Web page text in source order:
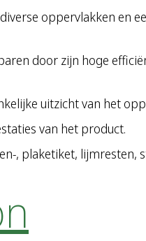
oppervlakken en
door zijn hoge
uitzicht van het
van het product.
, plaketiket, lijmresten,